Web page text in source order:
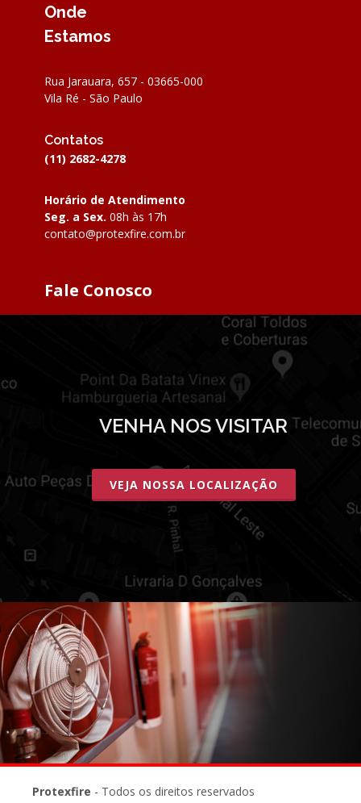
Onde
Estamos
Rua Jarauara, 657 - 03665-000
Vila Ré - São Paulo
Contatos
(11) 2682-4278
Horário de Atendimento
Seg. a Sex. 08h às 17h
contato@protexfire.com.br
Fale Conosco
VENHA NOS VISITAR
VEJA NOSSA LOCALIZAÇÃO
Protexfire - Todos os direitos reservados